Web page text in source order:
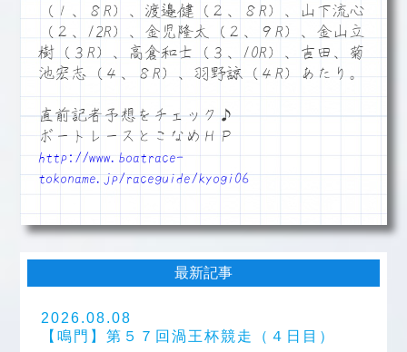
（１、８R）、渡邉健（２、８R）、山下流心
（２、12R）、金児隆太（２、９R）、金山立
樹（３R）、高倉和士（３、10R）、吉田、菊
池宏志（４、８R）、羽野諒（４R）あたり。
直前記者予想をチェック♪
ボートレースとこなめＨＰ
http://www.boatrace-
tokoname.jp/raceguide/kyogi06
最新記事
2026.08.08
【鳴門】第５７回渦王杯競走（４日目）